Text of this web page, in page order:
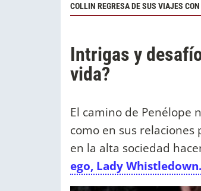
COLLIN REGRESA DE SUS VIAJES
Intrigas y
vida?
El camino de Penélope
como en sus
en la alta sociedad
ego, Lady Whistledown.